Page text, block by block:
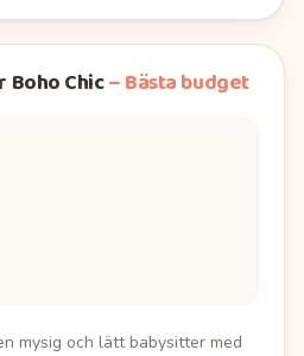
Boho Chic–Bästa budget
mysig och lätt babysitter med